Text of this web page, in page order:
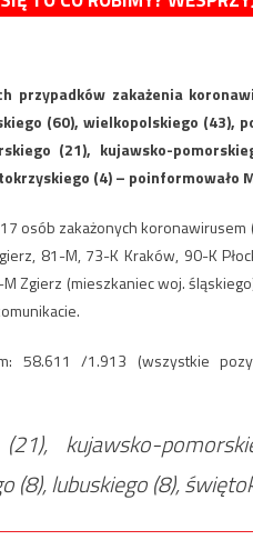
przypadków zakażenia
(60), wielkopolskiego (43),
(21), kujawsko-
(4) – poinformowało
osób zakażonych
81-M, 73-K Kraków, 90-K
Zgierz (mieszkaniec woj.
58.611 /1.913 (wszystkie
kujawsko-
(8), lubuskiego (8),